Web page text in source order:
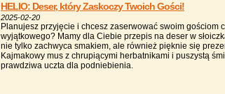
HELIO: Deser, który Zaskoczy Twoich Gości!
2025-02-20
Planujesz przyjęcie i chcesz zaserwować swoim gościom
wyjątkowego? Mamy dla Ciebie przepis na deser w
nie tylko zachwyca smakiem, ale również pięknie się
Kajmakowy mus z chrupiącymi herbatnikami i puszystą
prawdziwa uczta dla podniebienia.